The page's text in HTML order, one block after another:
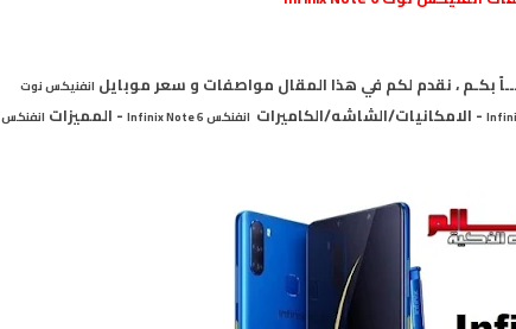
بكـم ، نقدم لكم في هذا المقال مواصفات و سعر موبايل انفنيكس نوت
- الامكانيات/الشاشه/الكاميرات انفنكس Infinix Note 6 - المميزات انفنكس